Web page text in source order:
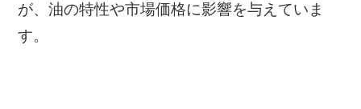
が、油の特性や市場価格に影響を与えていま
す。